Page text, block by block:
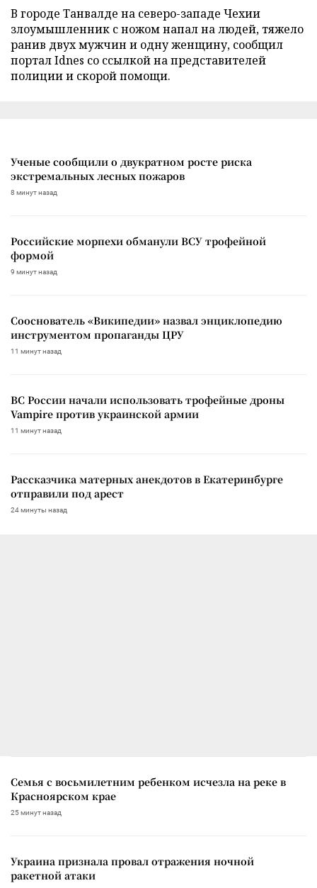
В городе Танвалде на северо-западе Чехии
злоумышленник с ножом напал на людей, тяжело
ранив двух мужчин и одну женщину, сообщил
портал Idnes со ссылкой на представителей
полиции и скорой помощи.
Ученые сообщили о двукратном росте риска
экстремальных лесных пожаров
8 минут назад
Российские морпехи обманули ВСУ трофейной
формой
9 минут назад
Сооснователь «Википедии» назвал энциклопедию
инструментом пропаганды ЦРУ
11 минут назад
ВС России начали использовать трофейные дроны
Vampire против украинской армии
11 минут назад
Рассказчика матерных анекдотов в Екатеринбурге
отправили под арест
24 минуты назад
Семья с восьмилетним ребенком исчезла на реке в
Красноярском крае
25 минут назад
Украина признала провал отражения ночной
ракетной атаки